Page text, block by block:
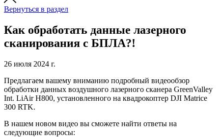
Вернуться в раздел
Как обработать данные лазерного
сканирования с БПЛА?!
26 июля 2024 г.
Предлагаем вашему вниманию подробный видеообзор
обработки данных воздушного лазерного сканера GreenValley
Int. LiAir H800, установленного на квадрокоптер DJI Matrice
300 RTK.
В нашем новом видео вы сможете найти ответы на
следующие вопросы: